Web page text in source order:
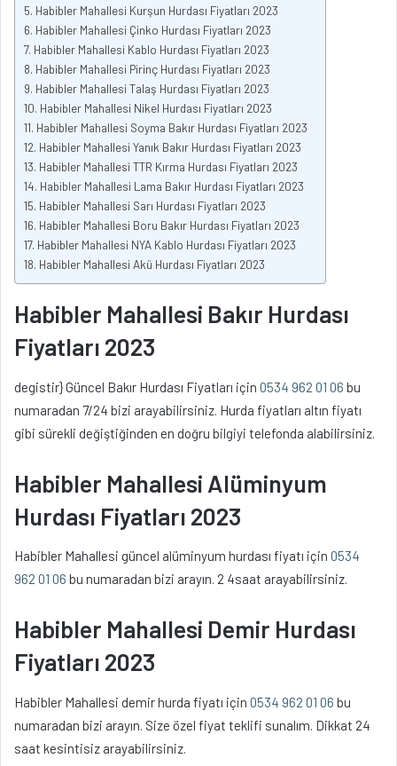
Habibler Mahallesi Kurşun Hurdası Fiyatları 2023
Habibler Mahallesi Çinko Hurdası Fiyatları 2023
Habibler Mahallesi Kablo Hurdası Fiyatları 2023
Habibler Mahallesi Pirinç Hurdası Fiyatları 2023
Habibler Mahallesi Talaş Hurdası Fiyatları 2023
Habibler Mahallesi Nikel Hurdası Fiyatları 2023
Habibler Mahallesi Soyma Bakır Hurdası Fiyatları 2023
Habibler Mahallesi Yanık Bakır Hurdası Fiyatları 2023
Habibler Mahallesi TTR Kırma Hurdası Fiyatları 2023
Habibler Mahallesi Lama Bakır Hurdası Fiyatları 2023
Habibler Mahallesi Sarı Hurdası Fiyatları 2023
Habibler Mahallesi Boru Bakır Hurdası Fiyatları 2023
Habibler Mahallesi NYA Kablo Hurdası Fiyatları 2023
Habibler Mahallesi Akü Hurdası Fiyatları 2023
Habibler Mahallesi Bakır Hurdası
Fiyatları 2023
degistir} Güncel Bakır Hurdası Fiyatları için 0534 962 01 06 bu
numaradan 7/24 bizi arayabilirsiniz. Hurda fiyatları altın fiyatı
gibi sürekli değiştiğinden en doğru bilgiyi telefonda alabilirsiniz.
Habibler Mahallesi Alüminyum
Hurdası Fiyatları 2023
Habibler Mahallesi güncel alüminyum hurdası fiyatı için 0534
962 01 06 bu numaradan bizi arayın. 2 4saat arayabilirsiniz.
Habibler Mahallesi Demir Hurdası
Fiyatları 2023
Habibler Mahallesi demir hurda fiyatı için 0534 962 01 06 bu
numaradan bizi arayın. Size özel fiyat teklifi sunalım. Dikkat 24
saat kesintisiz arayabilirsiniz.